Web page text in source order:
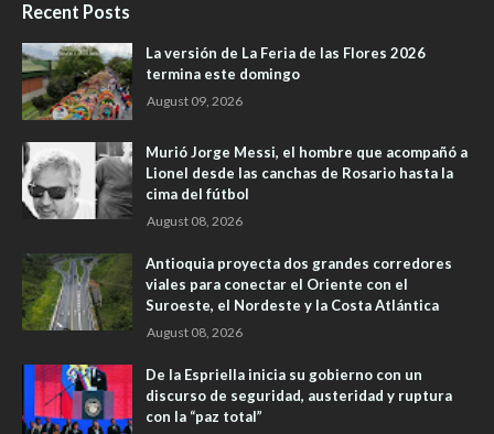
Recent Posts
La versión de La Feria de las Flores 2026
termina este domingo
August 09, 2026
Murió Jorge Messi, el hombre que acompañó a
Lionel desde las canchas de Rosario hasta la
cima del fútbol
August 08, 2026
Antioquia proyecta dos grandes corredores
viales para conectar el Oriente con el
Suroeste, el Nordeste y la Costa Atlántica
August 08, 2026
De la Espriella inicia su gobierno con un
discurso de seguridad, austeridad y ruptura
con la “paz total”